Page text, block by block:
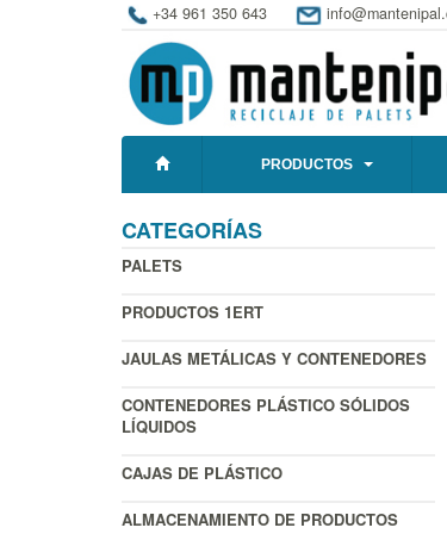
+34 961 350 643
PRODUCTOS
CATEGORÍAS
PALETS
PRODUCTOS 1ERT
JAULAS METÁLICAS Y CONTENEDORES
CONTENEDORES PLÁSTICO SÓLIDOS
LÍQUIDOS
CAJAS DE PLÁSTICO
ALMACENAMIENTO DE PRODUCTOS